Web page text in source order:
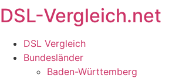
Zum
Inhalt
springen
DSL-Vergleich.net
DSL Vergleich
Bundesländer
Baden-Württemberg